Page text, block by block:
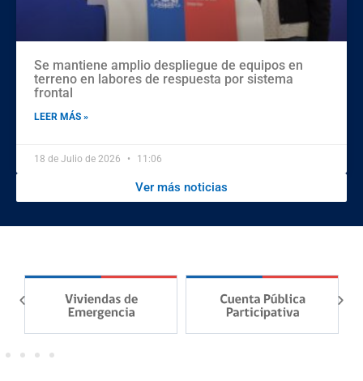
Se mantiene amplio despliegue de equipos en
terreno en labores de respuesta por sistema
frontal
LEER MÁS »
18 de Julio de 2026 11:06
Ver más noticias